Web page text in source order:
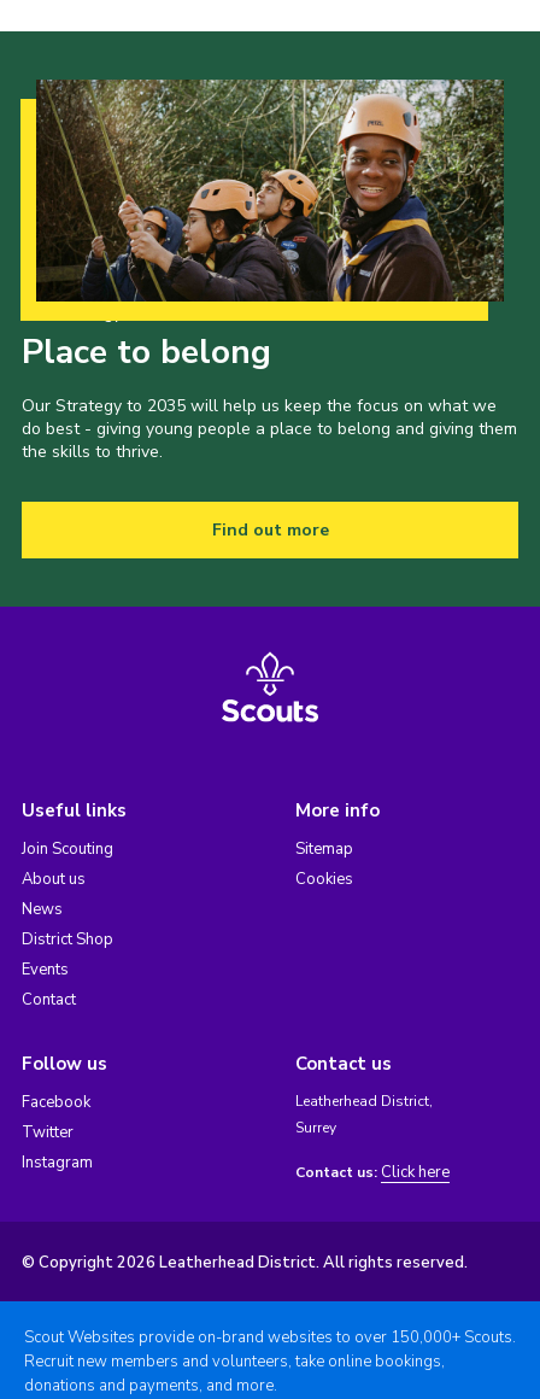
Place to belong
Our Strategy to 2035 will help us keep the focus on what we
do best - giving young people a place to belong and giving them
the skills to thrive.
Find out more
Useful links
Join Scouting
About us
News
District Shop
Events
Contact
More info
Sitemap
Cookies
Follow us
Facebook
Twitter
Instagram
Contact us
Leatherhead District,
Surrey
Contact us: Click here
© Copyright 2026 Leatherhead District. All rights reserved.
Scout Websites provide on-brand websites to over 150,000+ Scouts.
Recruit new members and volunteers, take online bookings,
donations and payments, and more.